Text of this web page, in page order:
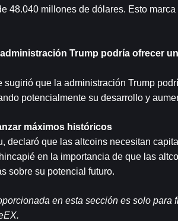
48.040 millones de dólares. Esto
Trump podría ofrecer
que la administración Trump
potencialmente su desarrollo y
máximos históricos
declaró que las altcoins necesitan
en la importancia de que las
sobre su potencial futuro.
en esta sección es solo para